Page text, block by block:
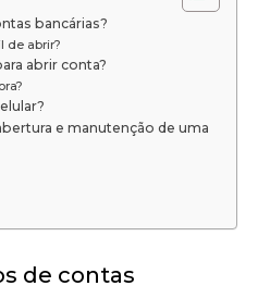
bancárias?
de abrir?
abrir conta?
e manutenção de uma
de contas